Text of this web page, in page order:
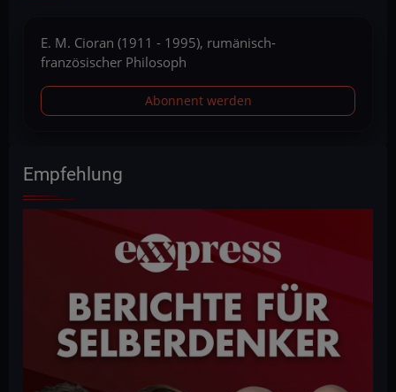
E. M. Cioran (1911 - 1995), rumänisch-
französischer Philosoph
Abonnent werden
Empfehlung